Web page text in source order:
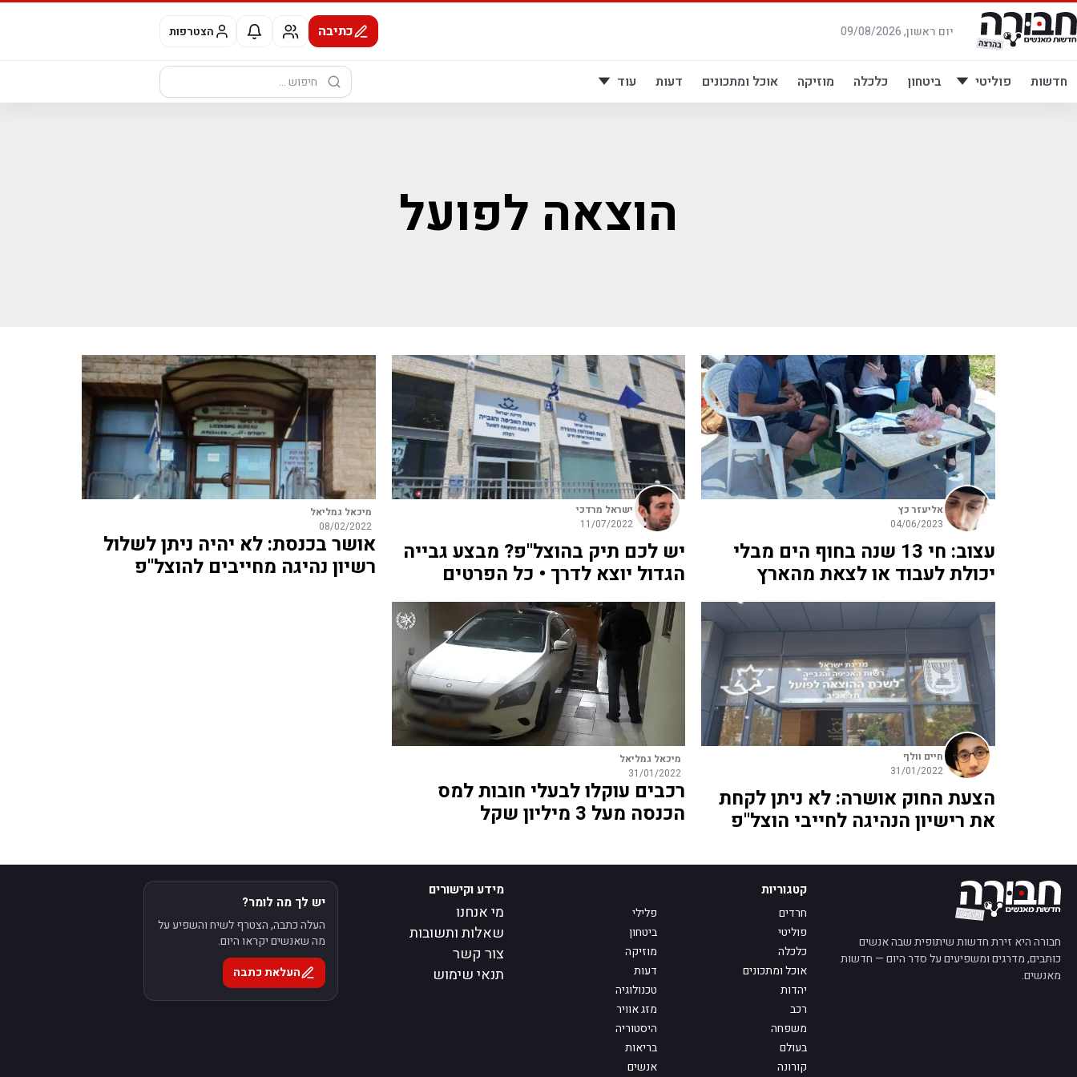
דלג
לתוכן
יום ראשון, 09/08/2026 כתיבה הצטרפות
חדשות פוליטי ביטחון כלכלה מוזיקה אוכל ומתכונים דעות עוד
חיפוש:
הוצאה לפועל
אליעזר כץ
04/06/2023
עצוב: חי 13 שנה בחוף הים מבלי
יכולת לעבוד או לצאת מהארץ
ישראל מרדכי
11/07/2022
יש לכם תיק בהוצל"פ? מבצע גבייה
הגדול יוצא לדרך • כל הפרטים
מיכאל גמליאל
08/02/2022
אושר בכנסת: לא יהיה ניתן לשלול
רשיון נהיגה מחייבים להוצל"פ
חיים וולף
31/01/2022
הצעת החוק אושרה: לא ניתן לקחת
את רישיון הנהיגה לחייבי הוצל"פ
מיכאל גמליאל
31/01/2022
רכבים עוקלו לבעלי חובות למס
הכנסה מעל 3 מיליון שקל
חבורה היא זירת חדשות שיתופית שבה אנשים
כותבים, מדרגים ומשפיעים על סדר היום — חדשות
מאנשים.
קטגוריות
חרדים
פלילי
פוליטי
ביטחון
כלכלה
מוזיקה
אוכל ומתכונים
דעות
יהדות
טכנולוגיה
רכב
מזג אוויר
משפחה
היסטוריה
בעולם
בריאות
קורונה
אנשים
מידע וקישורים
מי אנחנו
שאלות ותשובות
צור קשר
תנאי שימוש
יש לך מה לומר?
העלה כתבה, הצטרף לשיח והשפיע על
מה שאנשים יקראו היום.
העלאת כתבה